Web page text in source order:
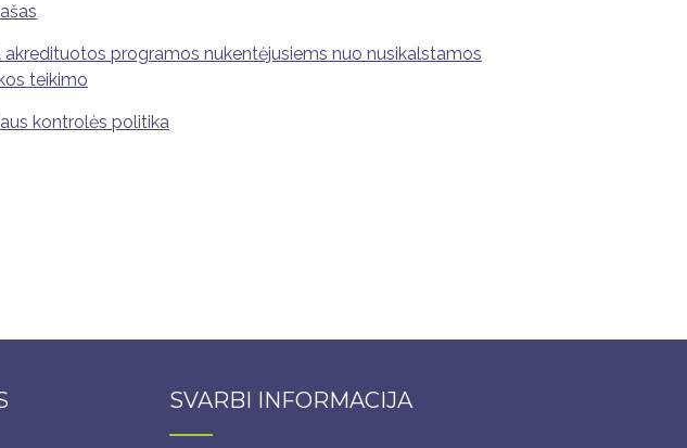
akredituotos programos nukentėjusiems nuo nusikalstamos
teikimo
kontrolės politika
SVARBI INFORMACIJA